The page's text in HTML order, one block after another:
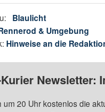
Blaulicht
& Umgebung
Hinweise an die
Newsletter:
um 20 Uhr kostenlos die